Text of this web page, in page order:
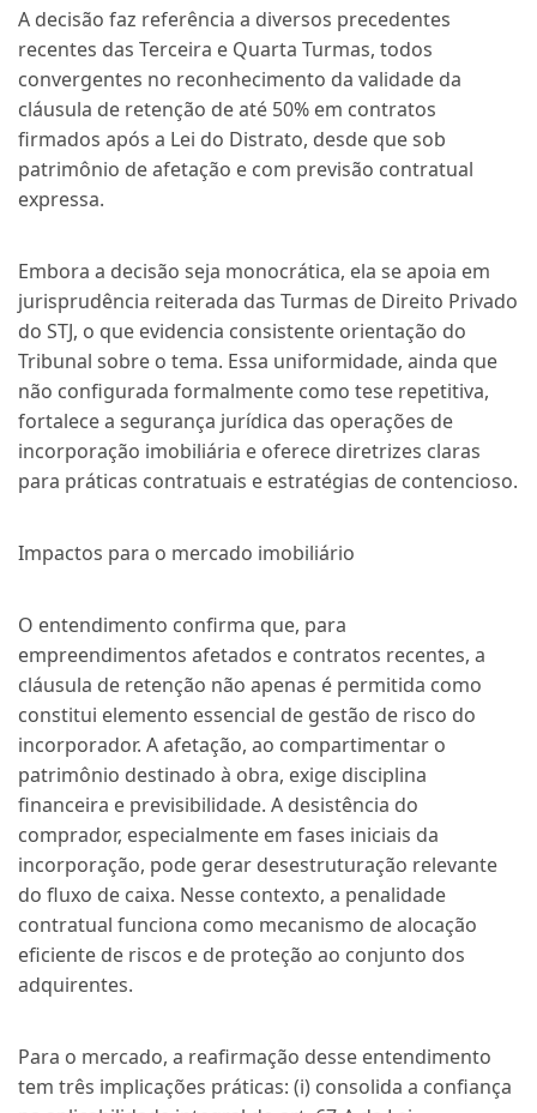
A decisão faz referência a diversos precedentes
recentes das Terceira e Quarta Turmas, todos
convergentes no reconhecimento da validade da
cláusula de retenção de até 50% em contratos
firmados após a Lei do Distrato, desde que sob
patrimônio de afetação e com previsão contratual
expressa.
Embora a decisão seja monocrática, ela se apoia em
jurisprudência reiterada das Turmas de Direito Privado
do STJ, o que evidencia consistente orientação do
Tribunal sobre o tema. Essa uniformidade, ainda que
não configurada formalmente como tese repetitiva,
fortalece a segurança jurídica das operações de
incorporação imobiliária e oferece diretrizes claras
para práticas contratuais e estratégias de contencioso.
Impactos para o mercado imobiliário
O entendimento confirma que, para
empreendimentos afetados e contratos recentes, a
cláusula de retenção não apenas é permitida como
constitui elemento essencial de gestão de risco do
incorporador. A afetação, ao compartimentar o
patrimônio destinado à obra, exige disciplina
financeira e previsibilidade. A desistência do
comprador, especialmente em fases iniciais da
incorporação, pode gerar desestruturação relevante
do fluxo de caixa. Nesse contexto, a penalidade
contratual funciona como mecanismo de alocação
eficiente de riscos e de proteção ao conjunto dos
adquirentes.
Para o mercado, a reafirmação desse entendimento
tem três implicações práticas: (i) consolida a confiança